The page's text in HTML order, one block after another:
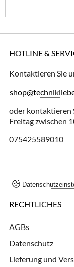
HOTLINE &
Kontaktieren Sie
oder kontaktieren
Freitag zwischen
075425589010
RECHTLICHES
AGBs
Datenschutz
Lieferung und